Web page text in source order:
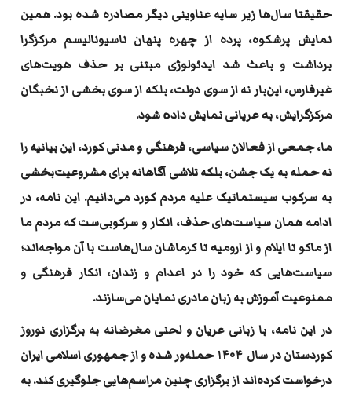
حقیقتا سال‌ها زیر سایه‌ عناوینی دیگر مصادره شده بود. همین
نمایش پرشکوه، پرده از چهره‌ پنهان ناسیونالیسم مرکزگرا
برداشت و باعث شد ایدئولوژی مبتنی بر حذف هویت‌های
غیرفارس، این‌بار نه از سوی دولت، بلکه از سوی بخشی از نخبگان
مرکزگرایش، بە عریانی نمایش دادە شود.
ما، جمعی از فعالان سیاسی، فرهنگی و مدنی کورد، این بیانیه را
نه حمله به یک جشن، بلکه تلاشی آگاهانه برای مشروعیت‌بخشی
به سرکوب سیستماتیک علیه مردم کورد می‌دانیم. این نامه، در
ادامه‌ همان سیاست‌های حذف، انکار و سرکوبی‌ست که مردم ما
از ماکو تا ایلام و از ارومیە تا کرماشان سال‌هاست با آن مواجه‌اند؛
سیاست‌هایی که خود را در اعدام و زندان، انکار فرهنگی و
ممنوعیت آموزش به زبان مادری نمایان می‌سازند.
در این نامه، با زبانی عریان و لحنی مغرضانه به برگزاری نوروز
کوردستان در سال۱۴۰۴حمله‌ور شده و از جمهوری اسلامی ایران
درخواست کرده‌اند از برگزاری چنین مراسم‌هایی جلوگیری کند. به